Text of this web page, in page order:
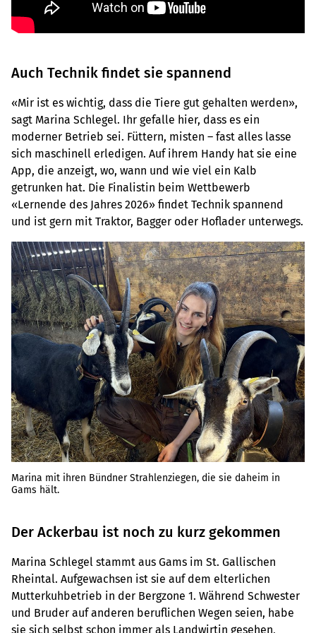
Auch Technik findet sie spannend
«Mir ist es wichtig, dass die Tiere gut gehalten werden»,
sagt Marina Schlegel. Ihr gefalle hier, dass es ein
moderner Betrieb sei. Füttern, misten – fast alles lasse
sich maschinell erledigen. Auf ihrem Handy hat sie eine
App, die anzeigt, wo, wann und wie viel ein Kalb
getrunken hat. Die Finalistin beim Wettbewerb
«Lernende des Jahres 2026» findet Technik spannend
und ist gern mit Traktor, Bagger oder Hoflader unterwegs.
Marina mit ihren Bündner Strahlenziegen, die sie daheim in
Gams hält.
Der Ackerbau ist noch zu kurz gekommen
Marina Schlegel stammt aus Gams im St. Gallischen
Rheintal. Aufgewachsen ist sie auf dem elterlichen
Mutterkuhbetrieb in der Bergzone 1. Während Schwester
und Bruder auf anderen beruflichen Wegen seien, habe
sie sich selbst schon immer als Landwirtin gesehen,